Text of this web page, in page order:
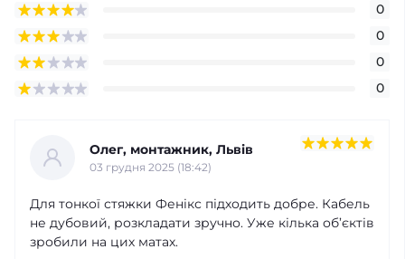
0
0
0
0
Олег, монтажник, Львів
03 грудня 2025 (18:42)
Для тонкої стяжки Фенікс підходить добре. Кабель
не дубовий, розкладати зручно. Уже кілька об’єктів
зробили на цих матах.